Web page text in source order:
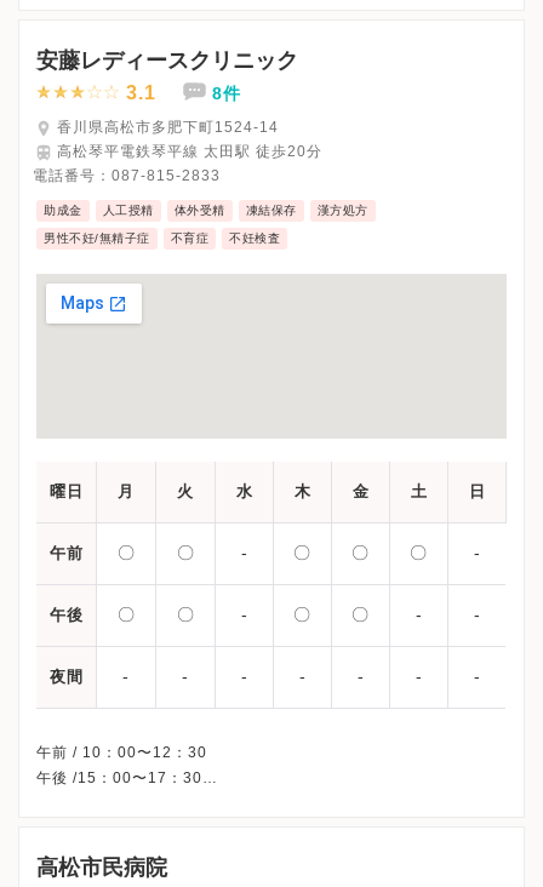
安藤レディースクリニック
3.1 8件
香川県高松市多肥下町1524-14
高松琴平電鉄琴平線 太田駅 徒歩20分
電話番号： 087-815-2833
助成金 人工授精 体外受精 凍結保存 漢方処方
男性不妊/無精子症 不育症 不妊検査
曜日 月 火 水 木 金 土 日
午前 〇 〇 - 〇 〇 〇 -
午後 〇 〇 - 〇 〇 - -
夜間 - - - - - - -
午前 / 10：00〜12：30
午後 /15：00〜17：30
高松市民病院